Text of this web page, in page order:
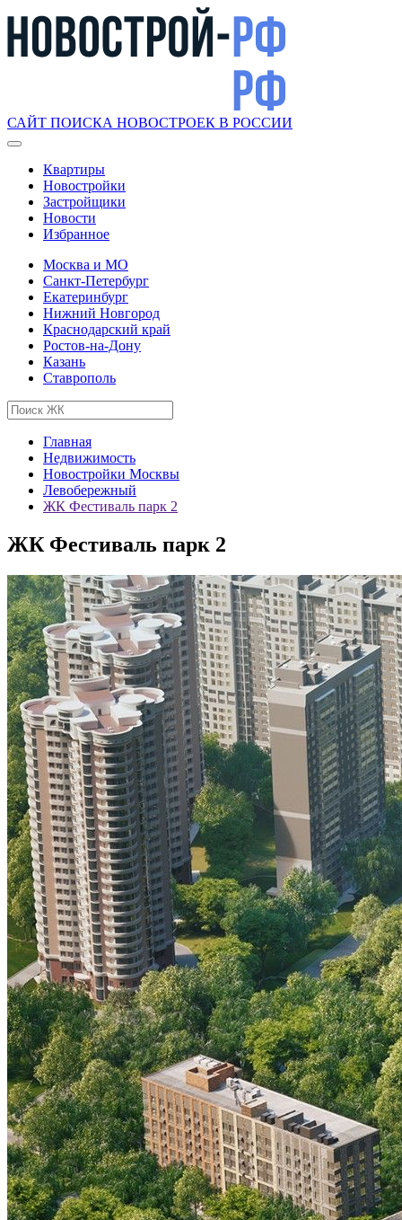
САЙТ ПОИСКА НОВОСТРОЕК В РОССИИ
Квартиры
Новостройки
Застройщики
Новости
Избранное
Москва и МО
Санкт-Петербург
Екатеринбург
Нижний Новгород
Краснодарский край
Ростов-на-Дону
Казань
Ставрополь
Главная
Недвижимость
Новостройки Москвы
Левобережный
ЖК Фестиваль парк 2
ЖК Фестиваль парк 2